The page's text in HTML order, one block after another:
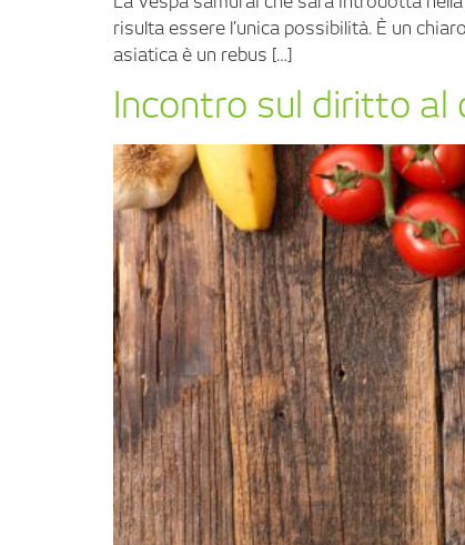
risulta essere l’unica possibilità. È un
asiatica è un rebus […]
Incontro sul diritto al